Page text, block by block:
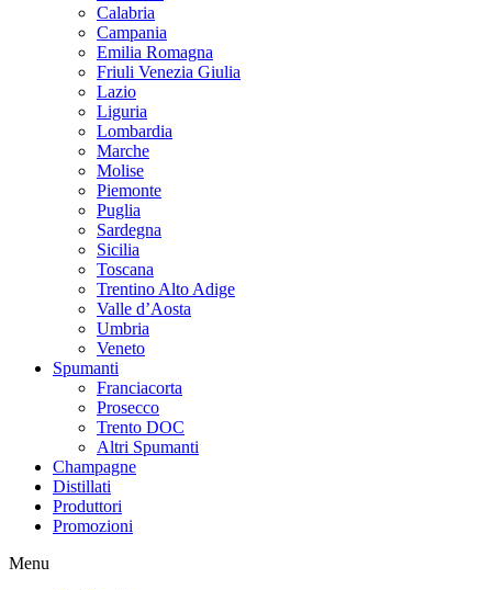
Calabria
Campania
Emilia Romagna
Friuli Venezia Giulia
Lazio
Liguria
Lombardia
Marche
Molise
Piemonte
Puglia
Sardegna
Sicilia
Toscana
Trentino Alto Adige
Valle d’Aosta
Umbria
Veneto
Spumanti
Franciacorta
Prosecco
Trento DOC
Altri Spumanti
Champagne
Distillati
Produttori
Promozioni
Menu